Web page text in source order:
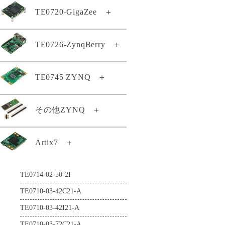
TEI0009-02-PHIQ2R
TEI0022-03
TEI0024-01
TEI0050-01-AAH13A
TEI0187-01-T4E11-A
TEI1000-01-ADI11-A
TEI1000-02-A3I11-A
TEB0912-03-ABI21-A
TEB1000-02-A
TEB2000-01-T001
TEBA0714-01
TEBA0841-02
TEBB0714-01
TEBF0808-05
TEBF0818-02A
TEBT0782-01
TEBT0808-02
TEBT0865-01
TE0803-04-4DE11-A
TE0803-04-4DE21-L
TE0803-04-4GE21-L
TE0803-04-5DE11-A
TE0803-04-5DI21-A
TE0807-03-7DE21-AS
TE0807-03-7DI21-A
TE0807-03-7DI24-A
TE0807-04-4BE81-AK
TE0807-04-7DE81-A
TE0808-05-6BE81-EK
TE0808-05-6BE81-F
TE0808-05-9BE21-F
TE0808-05-9BE21-LZ
TE0808-05-9BE81-A
TE0808-05-9BE81-E
TE0808-05-9BE81-EK
TE0808-05-9GI21-A
TE0808-05-9GI21-AS
TE0808-05-9GI81-E
TE0808-05-9GI81-EK
TE0808-05-BBE21-AS
TE0820-05-2AE21MA
TE0820-05-2AE81MA
TE0820-05-2AI21MA
TE0820-05-2AI81MA
TE0820-05-2BE81MA
TE0820-05-2BE81ML
TE0820-05-2BI21MA
TE0820-05-2BI81MA
TE0820-05-2BI81ML
TE0820-05-3AE81MA
TE0820-05-3BE21MA
TE0820-05-3BE81MA
TE0802-02-1BEV2-A
TE0802-02-2AEV2-A
TE0812-02-EIVEFM2
TE0812-02-EM2
TE0813-01-4DE11-AZ
TE0813-02-2AE81-A
TE0813-02-2BE81-A
TE0813-02-3AE81-A
TE0813-02-3BE81-A
TE0813-02-4AE81-A
TE0813-02-4BE81-A
TE0813-02-4BE81-AK
TE0720-GigaZee ＋
TE0720-04-62I33MA
GigaZee TRENZ-LSHM150
GigaZee TRENZ-LSHM130
GigaZee TRENZ付属品セット
TE0720-03-64I63MA
TE0720-04-31C33MA
TE0720-04-61C33MA
TE0720-04-61C33RA
TE0720-04-61C530A
TE0720-04-61Q33MA
TE0726-ZynqBerry ＋
TE0726-03-11C64-A
TE0726-03-41C64-A
TE0726-03-41C74-R
TE0726-04-41C94-A
Zynqberryスタータキット・ライ
TE0745 ZYNQ ＋
TE0745-02-71I31-A
TE0745-02-72I33-A
TE0745-02-92I31-F
TE0745-03-71I31-AK
TE0745-03-72I31-A
TE0745-03-81C31-A
その他ZYNQ ＋
TE0722-02-07S-1C
TE0722-04-41I-4-A
TE0723-03-11C64-A
TE0723-03-41C64-A
Artix7 ＋
TE0714-02-50-2I
TE0710-03-42C21-A
TE0710-03-42I21-A